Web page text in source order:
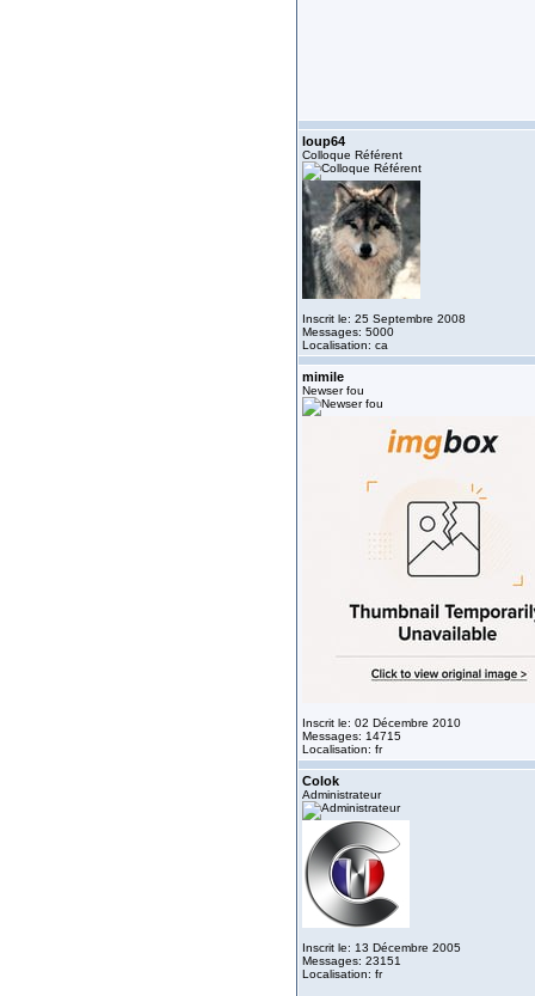
loup64
Colloque Référent
Inscrit le: 25 Septembre 2008
Messages: 5000
Localisation: ca
mimile
Newser fou
Inscrit le: 02 Décembre 2010
Messages: 14715
Localisation: fr
Colok
Administrateur
Inscrit le: 13 Décembre 2005
Messages: 23151
Localisation: fr